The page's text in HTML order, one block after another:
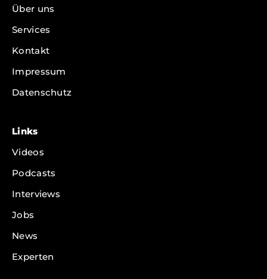
Über uns
Services
Kontakt
Impressum
Datenschutz
Links
Videos
Podcasts
Interviews
Jobs
News
Experten